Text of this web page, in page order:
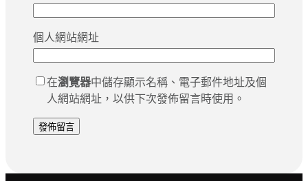
個人網站網址
在瀏覽器中儲存顯示名稱、電子郵件地址及個
人網站網址，以供下次發佈留言時使用。